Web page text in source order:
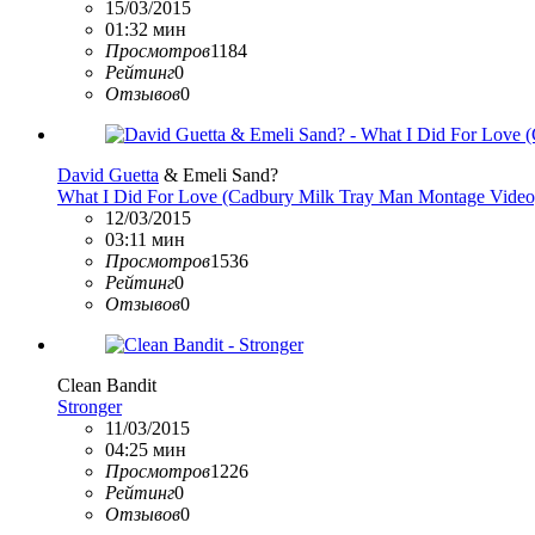
15/03/2015
01:32 мин
Просмотров1184
Рейтинг0
Отзывов0
David Guetta & Emeli Sand?
What I Did For Love (Cadbury Milk Tray Man Montage
12/03/2015
03:11 мин
Просмотров1536
Рейтинг0
Отзывов0
Clean Bandit
Stronger
11/03/2015
04:25 мин
Просмотров1226
Рейтинг0
Отзывов0